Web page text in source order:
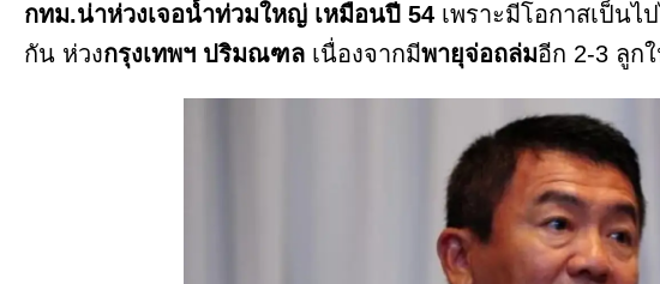
กทม.น่าห่วงเจอน้ำท่วมใหญ่ เหมือนปี 54 เพราะมีโอกาสเป็นไ
กัน ห่วงกรุงเทพฯ ปริมณฑล เนื่องจากมีพายุจ่อถล่มอีก 2-3 ลูก